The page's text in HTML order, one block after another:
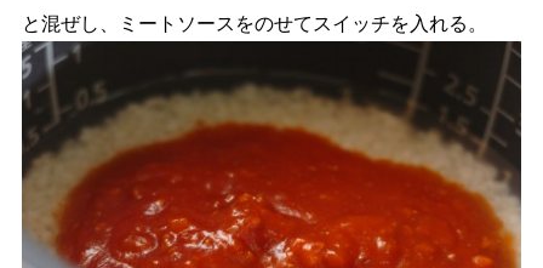
と混ぜし、ミートソースをのせてスイッチを入れる。